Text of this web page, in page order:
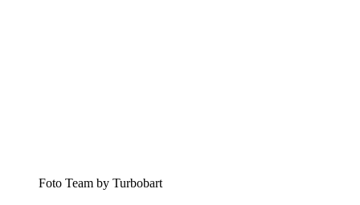
Foto Team by Turbobart